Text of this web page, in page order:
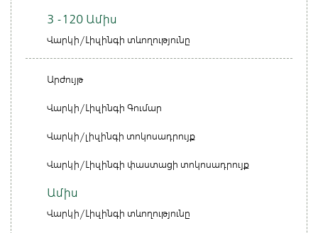
3 -120 Ամիս
Վարկի/Լիզինգի տևողությունը
Արժույթ
Վարկի/Լիզինգի Գումար
Վարկի/լիզինգի տոկոսադրույք
Վարկի/Լիզինգի փաստացի տոկոսադրույք
Ամիս
Վարկի/Լիզինգի տևողությունը